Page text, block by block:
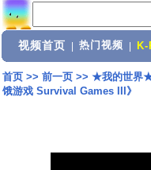
视频首页 热门视频 K-
首页>> 前一页>> ★我的世界
饿游戏 Survival Games III》